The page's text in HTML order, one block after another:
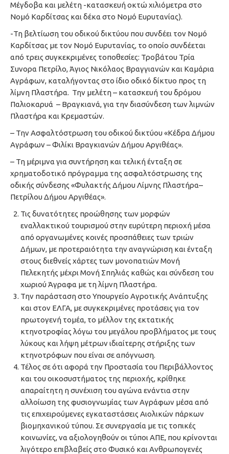
Μέγδοβα και μελέτη -κατασκευή οκτώ χιλιόμετρα στο
Νομό Καρδίτσας και δέκα στο Νομό Ευρυτανίας).
-Τη βελτίωση του οδικού δικτύου που συνδέει τον Νομό
Καρδίτσας με τον Νομό Ευρυτανίας, το οποίο συνδέεται
από τρεις συγκεκριμένες τοποθεσίες: Τροβάτου Τρία
Συνορα Πετρίλο, Άγιος Νικόλαος Βραγγιανών και Καμάρια
Αγράφων, καταλήγοντας στο ίδιο οδικό δίκτυο προς τη
λίμνη Πλαστήρα. Την μελέτη – κατασκευή του δρόμου
Παλιοκαρυά – Βραγκιανά, για την διασύνδεση των λιμνών
Πλαστήρα και Κρεμαστών.
– Την Ασφαλτόστρωση του οδικού δικτύου «Κέδρα Δήμου
Αγράφων – Φιλίκι Βραγκιανών Δήμου Αργιθέας».
– Τη μέριμνα για συντήρηση και τελική ένταξη σε
χρηματοδοτικό πρόγραμμα της ασφαλτόστρωσης της
οδικής σύνδεσης «Φυλακτής Δήμου Λίμνης Πλαστήρα–
Πετρίλου Δήμου Αργιθέας».
Τις δυνατότητες προώθησης των μορφών
εναλλακτικού τουρισμού στην ευρύτερη περιοχή μέσα
από οργανωμένες κοινές προσπάθειες των τριών
Δήμων, με προτεραιότητα την αναγνώριση και ένταξη
στους διεθνείς χάρτες των μονοπατιών Μονή
Πελεκητής μέχρι Μονή Σπηλιάς καθώς και σύνδεση του
χωριού Άγραφα με τη λίμνη Πλαστήρα.
Την παράσταση στο Υπουργείο Αγροτικής Ανάπτυξης
και στον ΕΛΓΑ, με συγκεκριμένες προτάσεις για τον
πρωτογενή τομέα, το μέλλον της εκτατικής
κτηνοτροφίας λόγω του μεγάλου προβλήματος με τους
λύκους και λήψη μέτρων ιδιαίτερης στήριξης των
κτηνοτρόφων που είναι σε απόγνωση.
Τέλος σε ότι αφορά την Προστασία του Περιβάλλοντος
και του οικοσυστήματος της περιοχής, κρίθηκε
απαραίτητη η συνέχιση του αγώνα ενάντια στην
αλλοίωση της φυσιογνωμίας των Αγράφων μέσα από
τις επιχειρούμενες εγκαταστάσεις Αιολικών πάρκων
βιομηχανικού τύπου. Σε συνεργασία με τις τοπικές
κοινωνίες, να αξιολογηθούν οι τύποι ΑΠΕ, που κρίνονται
λιγότερο επιβλαβείς στο Φυσικό και Ανθρωπογενές